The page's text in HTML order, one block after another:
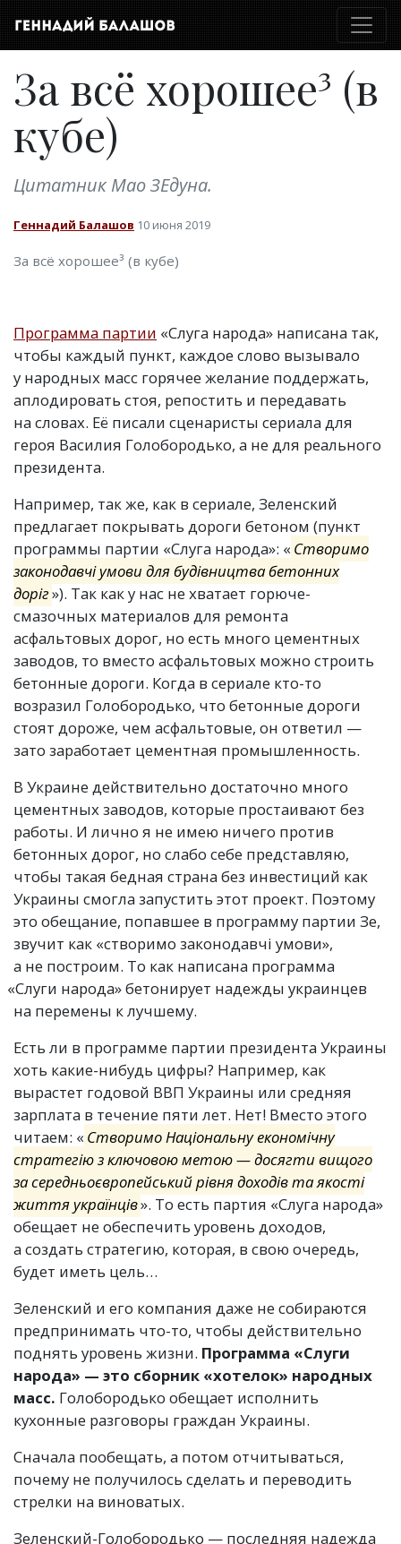
За всё хорошее³ (в
кубе)
Цитатник Мао ЗЕдуна.
Геннадий Балашов 10 июня 2019
За всё хорошее³ (в кубе)
Программа партии «Слуга народа» написана так,
чтобы каждый пункт, каждое слово вызывало
у народных масс горячее желание поддержать,
аплодировать стоя, репостить и передавать
на словах. Её писали сценаристы сериала для
героя Василия Голобородько, а не для реального
президента.
Например, так же, как в сериале, Зеленский
предлагает покрывать дороги бетоном (пункт
программы партии «Слуга народа»: « Створимо
законодавчі умови для будівництва бетонних
доріг»). Так как у нас не хватает горюче-
смазочных материалов для ремонта
асфальтовых дорог, но есть много цементных
заводов, то вместо асфальтовых можно строить
бетонные дороги. Когда в сериале кто-то
возразил Голобородько, что бетонные дороги
стоят дороже, чем асфальтовые, он ответил —
зато заработает цементная промышленность.
В Украине действительно достаточно много
цементных заводов, которые простаивают без
работы. И лично я не имею ничего против
бетонных дорог, но слабо себе представляю,
чтобы такая бедная страна без инвестиций как
Украины смогла запустить этот проект. Поэтому
это обещание, попавшее в программу партии Зе,
звучит как «створимо законодавчі умови»,
а не построим. То как написана программа
«Слуги народа» бетонирует надежды украинцев
на перемены к лучшему.
Есть ли в программе партии президента Украины
хоть какие-нибудь цифры? Например, как
вырастет годовой ВВП Украины или средняя
зарплата в течение пяти лет. Нет! Вместо этого
читаем: « Створимо Національну економічну
стратегію з ключовою метою — досягти вищого
за середньоєвропейський рівня доходів та якості
життя українців». То есть партия «Слуга народа»
обещает не обеспечить уровень доходов,
а создать стратегию, которая, в свою очередь,
будет иметь цель…
Зеленский и его компания даже не собираются
предпринимать что-то, чтобы действительно
поднять уровень жизни. Программа «Слуги
народа» — это сборник «хотелок» народных
масс. Голобородько обещает исполнить
кухонные разговоры граждан Украины.
Сначала пообещать, а потом отчитываться,
почему не получилось сделать и переводить
стрелки на виноватых.
Зеленский-Голобородько — последняя надежда